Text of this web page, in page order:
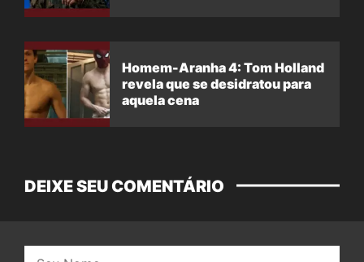
Homem-Aranha 4: Tom Holland
revela que se desidratou para
aquela cena
DEIXE SEU COMENTÁRIO